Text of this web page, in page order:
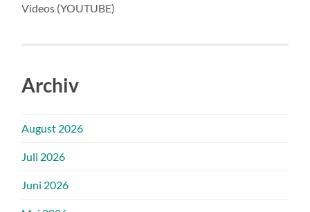
Videos (YOUTUBE)
Archiv
August 2026
Juli 2026
Juni 2026